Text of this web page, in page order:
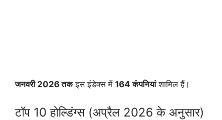
जनवरी 2026 तकइस इंडेक्स में 164 कंपनियांशामिल हैं।
टॉप 10 होल्डिंग्स (अप्रैल 2026 के अनुसार)